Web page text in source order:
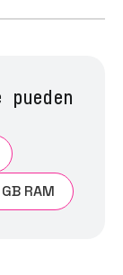
RAM